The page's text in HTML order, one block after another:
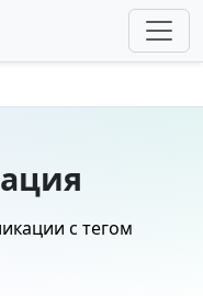
с тегом